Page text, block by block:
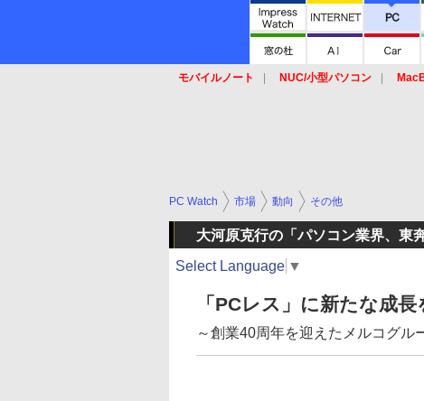
モバイルノート NUC/小型パソコン
PC Watch 市場 動向 その他
大河原克行の「パソコン業界、東
Select Language ▼
「PCレス」に新たな成
～創業40周年を迎えたメルコグル